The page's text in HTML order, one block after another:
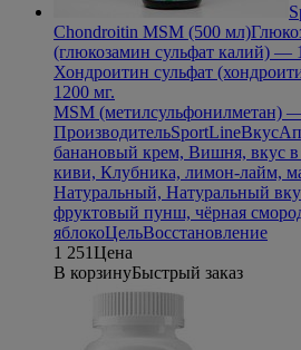
Chondroitin MSM (500 мл)
(глюкозамин сульфат калий) —
Хондроитин сульфат
1200 мг.
MSM (метилсульфонилметан)
ПроизводительSportLineВкус
банановый крем, Вишня, вкус в
киви, Клубника, лимон-лайм,
Натуральный, Натуральный
фруктовый пунш, чёрная
яблокоЦельВосстановление
1 251Цена
В корзинуБыстрый заказ